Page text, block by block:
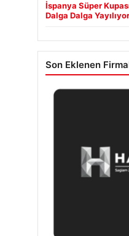
İspanya Süper
Dalga Dalga
Son Eklenen